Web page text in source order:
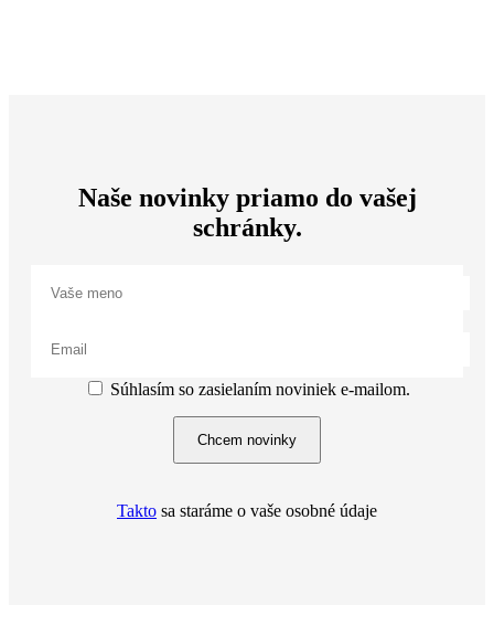
Naše novinky priamo do vašej
schránky.
Súhlasím so zasielaním noviniek e-mailom.
Chcem novinky
Takto sa staráme o vaše osobné údaje